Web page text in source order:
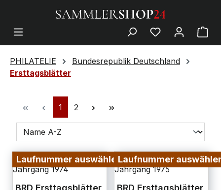
PHILATELIE
Bundesrepublik Deutschland
Ersttagsblätter
1 2
Laufnummer auswählen
BRD Ersttagsblätter
Laufnummer
BRD Ersttagsblätter